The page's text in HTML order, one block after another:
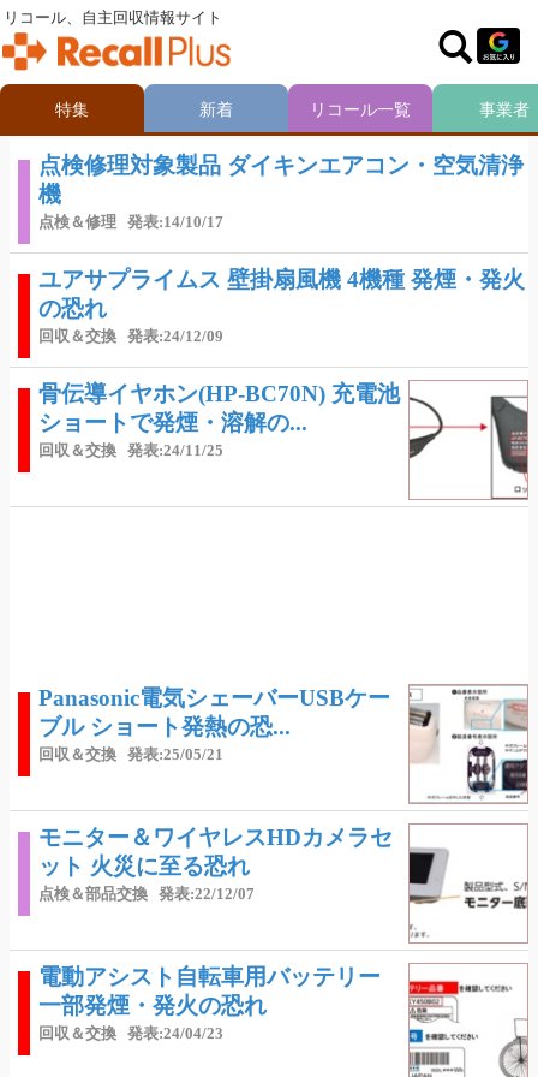
点検修理対象製品 ダイキンエアコン・空気清浄
機
点検＆修理 発表:14/10/17
ユアサプライムス 壁掛扇風機 4機種 発煙・発火
の恐れ
回収＆交換 発表:24/12/09
骨伝導イヤホン(HP-BC70N) 充電池
ショートで発煙・溶解の...
回収＆交換 発表:24/11/25
Panasonic電気シェーバーUSBケー
ブル ショート発熱の恐...
回収＆交換 発表:25/05/21
モニター＆ワイヤレスHDカメラセ
ット 火災に至る恐れ
点検＆部品交換 発表:22/12/07
電動アシスト自転車用バッテリー
一部発煙・発火の恐れ
回収＆交換 発表:24/04/23
リコール、自主回収情報サイト
特集 新着 リコール一覧 事業者